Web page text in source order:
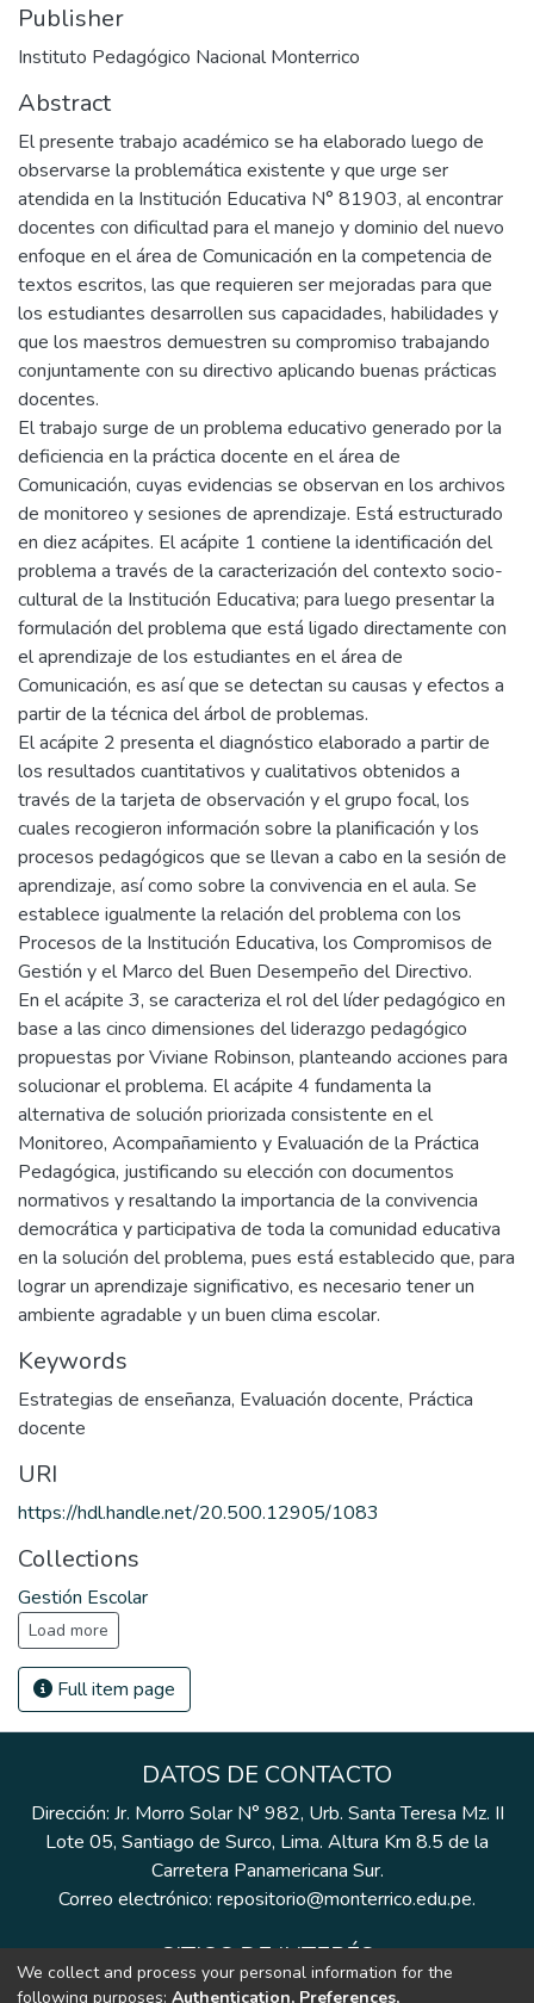
Publisher
Instituto Pedagógico Nacional Monterrico
Abstract
El presente trabajo académico se ha elaborado luego de
observarse la problemática existente y que urge ser
atendida en la Institución Educativa N° 81903, al encontrar
docentes con dificultad para el manejo y dominio del nuevo
enfoque en el área de Comunicación en la competencia de
textos escritos, las que requieren ser mejoradas para que
los estudiantes desarrollen sus capacidades, habilidades y
que los maestros demuestren su compromiso trabajando
conjuntamente con su directivo aplicando buenas prácticas
docentes.
El trabajo surge de un problema educativo generado por la
deficiencia en la práctica docente en el área de
Comunicación, cuyas evidencias se observan en los archivos
de monitoreo y sesiones de aprendizaje. Está estructurado
en diez acápites. El acápite 1 contiene la identificación del
problema a través de la caracterización del contexto socio-
cultural de la Institución Educativa; para luego presentar la
formulación del problema que está ligado directamente con
el aprendizaje de los estudiantes en el área de
Comunicación, es así que se detectan su causas y efectos a
partir de la técnica del árbol de problemas.
El acápite 2 presenta el diagnóstico elaborado a partir de
los resultados cuantitativos y cualitativos obtenidos a
través de la tarjeta de observación y el grupo focal, los
cuales recogieron información sobre la planificación y los
procesos pedagógicos que se llevan a cabo en la sesión de
aprendizaje, así como sobre la convivencia en el aula. Se
establece igualmente la relación del problema con los
Procesos de la Institución Educativa, los Compromisos de
Gestión y el Marco del Buen Desempeño del Directivo.
En el acápite 3, se caracteriza el rol del líder pedagógico en
base a las cinco dimensiones del liderazgo pedagógico
propuestas por Viviane Robinson, planteando acciones para
solucionar el problema. El acápite 4 fundamenta la
alternativa de solución priorizada consistente en el
Monitoreo, Acompañamiento y Evaluación de la Práctica
Pedagógica, justificando su elección con documentos
normativos y resaltando la importancia de la convivencia
democrática y participativa de toda la comunidad educativa
en la solución del problema, pues está establecido que, para
lograr un aprendizaje significativo, es necesario tener un
ambiente agradable y un buen clima escolar.
Keywords
Estrategias de enseñanza, Evaluación docente, Práctica
docente
URI
https://hdl.handle.net/20.500.12905/1083
Collections
Gestión Escolar
Load more
Full item page
DATOS DE CONTACTO
Dirección: Jr. Morro Solar N° 982, Urb. Santa Teresa Mz. II
Lote 05, Santiago de Surco, Lima. Altura Km 8.5 de la
Carretera Panamericana Sur.
Correo electrónico: repositorio@monterrico.edu.pe.
SITIOS DE INTERÉS
We collect and process your personal information for the
following purposes: Authentication, Preferences,